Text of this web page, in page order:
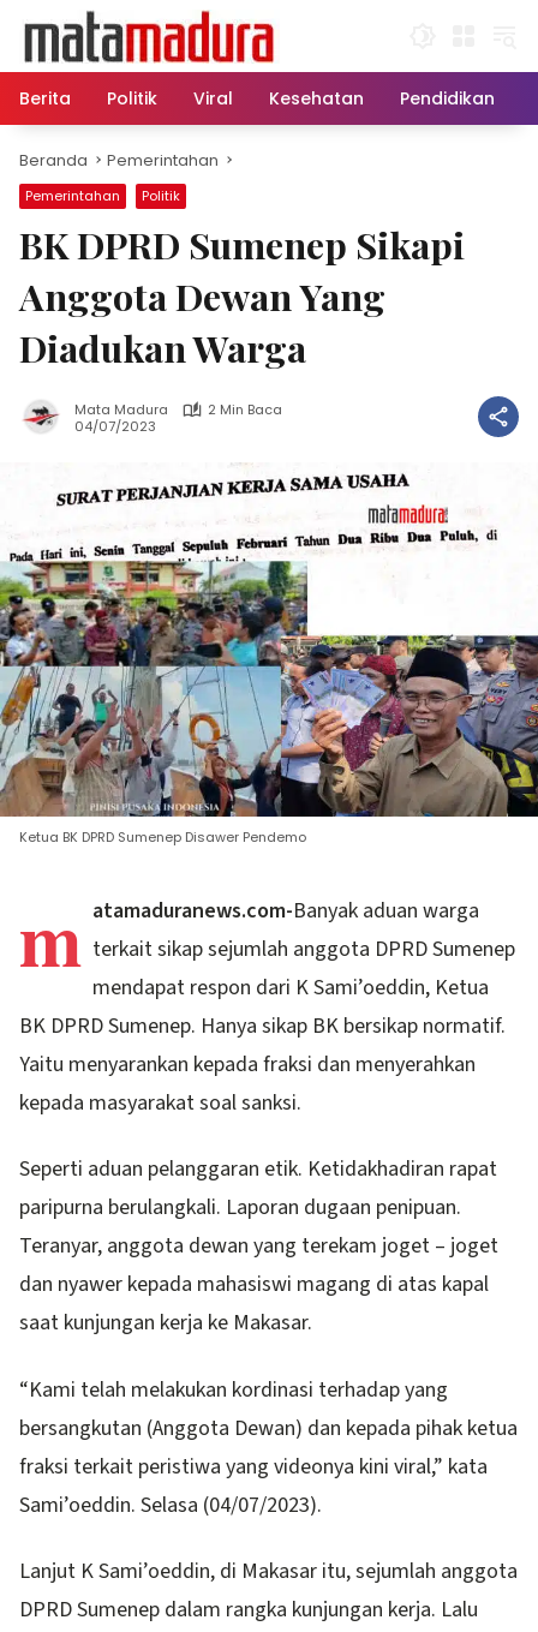
konten
Berita
Politik Viral Kesehatan Pendidikan
Beranda Pemerintahan
Pemerintahan Politik
BK DPRD Sumenep Sikapi
Anggota Dewan Yang
Diadukan Warga
Mata Madura
2 Min Baca
04/07/2023
Ketua BK DPRD Sumenep Disawer Pendemo
m atamaduranews.com-Banyak aduan warga
terkait sikap sejumlah anggota DPRD Sumenep
mendapat respon dari K Sami’oeddin, Ketua
BK DPRD Sumenep. Hanya sikap BK bersikap normatif.
Yaitu menyarankan kepada fraksi dan menyerahkan
kepada masyarakat soal sanksi.
Seperti aduan pelanggaran etik. Ketidakhadiran rapat
paripurna berulangkali. Laporan dugaan penipuan.
Teranyar, anggota dewan yang terekam joget – joget
dan nyawer kepada mahasiswi magang di atas kapal
saat kunjungan kerja ke Makasar.
“Kami telah melakukan kordinasi terhadap yang
bersangkutan (Anggota Dewan) dan kepada pihak ketua
fraksi terkait peristiwa yang videonya kini viral,” kata
Sami’oeddin. Selasa (04/07/2023).
Lanjut K Sami’oeddin, di Makasar itu, sejumlah anggota
DPRD Sumenep dalam rangka kunjungan kerja. Lalu